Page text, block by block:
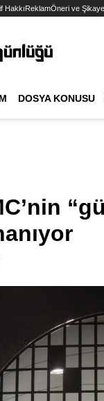
HakkıReklamÖneri ve
DOSYA KONUSU